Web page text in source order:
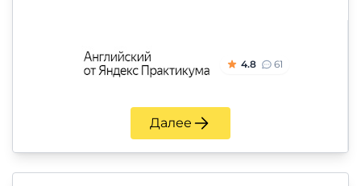
4.8 61
Далее